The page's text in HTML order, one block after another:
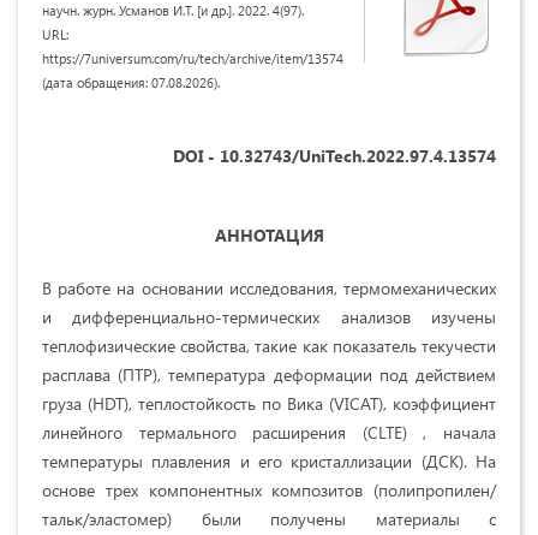
научн. журн. Усманов И.Т. [и др.]. 2022. 4(97).
URL:
https://7universum.com/ru/tech/archive/item/13574
(дата обращения: 07.08.2026).
DOI - 10.32743/UniTech.2022.97.4.13574
АННОТАЦИЯ
В работе на основании исследования, термомеханических
и дифференциально-термических анализов изучены
теплофизические свойства, такие как показатель текучести
расплава (ПТР), температура деформации под действием
груза (HDT), теплостойкость по Вика (VICAT), коэффициент
линейного термального расширения (CLTE) , начала
температуры плавления и его кристаллизации (ДСК). На
основе трех компонентных композитов (полипропилен/
тальк/эластомер) были получены материалы с